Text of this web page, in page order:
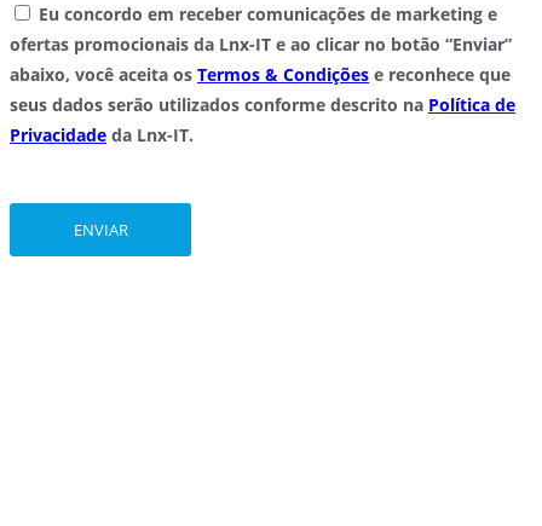
Eu concordo em receber comunicações de marketing e
ofertas promocionais da Lnx-IT e ao clicar no botão “Enviar”
abaixo, você aceita os Termos & Condições e reconhece que
seus dados serão utilizados conforme descrito na Política de
Privacidade da Lnx-IT.